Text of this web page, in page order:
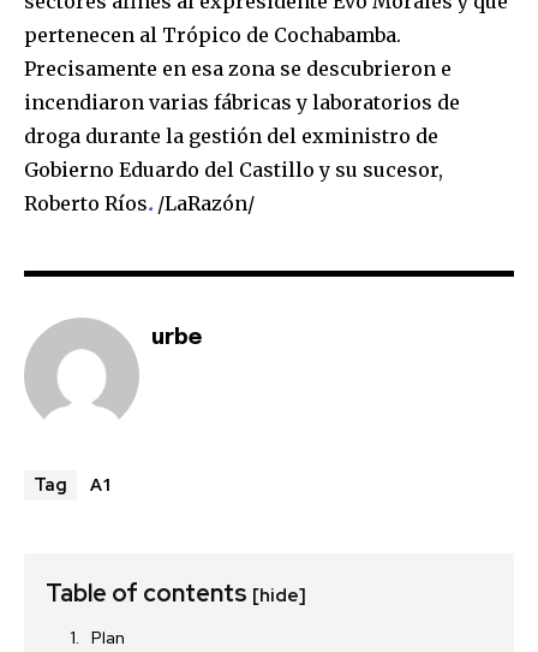
I've read and accept the Privacy Policy
pertenecen al Trópico de Cochabamba.
Precisamente en esa zona se descubrieron e
incendiaron varias fábricas y laboratorios de
droga durante la gestión del exministro de
Gobierno Eduardo del Castillo y su sucesor,
Roberto Ríos. /LaRazón/
urbe
Tag A1
Table of contents [hide]
Plan